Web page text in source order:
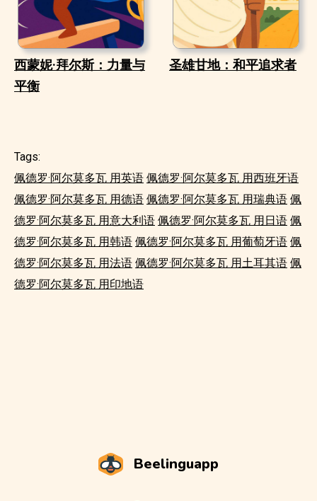
西蒙妮·拜尔斯：力量与
平衡
圣雄甘地：和平追求者
Tags:
佩德罗·阿尔莫多瓦 用英语 佩德罗·阿尔莫多瓦 用西班牙语
佩德罗·阿尔莫多瓦 用德语 佩德罗·阿尔莫多瓦 用瑞典语 佩
德罗·阿尔莫多瓦 用意大利语 佩德罗·阿尔莫多瓦 用日语 佩
德罗·阿尔莫多瓦 用韩语 佩德罗·阿尔莫多瓦 用葡萄牙语 佩
德罗·阿尔莫多瓦 用法语 佩德罗·阿尔莫多瓦 用土耳其语 佩
德罗·阿尔莫多瓦 用印地语
Beelinguapp